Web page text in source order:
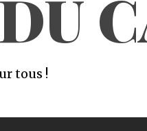
tous !